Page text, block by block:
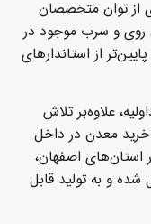
از توان متخصصان
روی و سرب موجود در
از استاندارهای
علاوه‌بر تلاش
خرید معدن در داخل
استان‌های اصفهان،
و به تولید قابل